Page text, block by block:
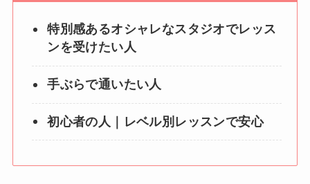
特別感あるオシャレなスタジオでレッス
ンを受けたい人
手ぶらで通いたい人
初心者の人｜レベル別レッスンで安心